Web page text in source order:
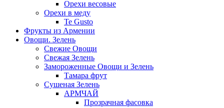
Орехи весовые
Орехи в меду
Te Gusto
Фрукты из Армении
Овощи. Зелень
Свежие Овощи
Свежая Зелень
Замороженные Овощи и Зелень
Тамара фрут
Сушеная Зелень
АРМЧАЙ
Прозрачная фасовка